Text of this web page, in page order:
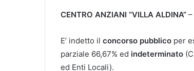
CENTRO ANZIANI “VILLA ALDINA”
E’ indetto il concorso pubblico per
parziale 66,67% ed indeterminato
ed Enti Locali).